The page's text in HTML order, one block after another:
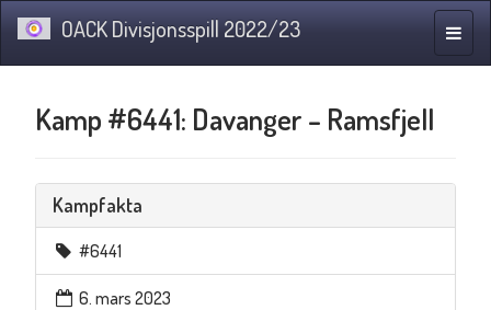
OACK Divisjonsspill 2022/23
Kamp #6441: Davanger – Ramsfjell
Kampfakta
#6441
6. mars 2023